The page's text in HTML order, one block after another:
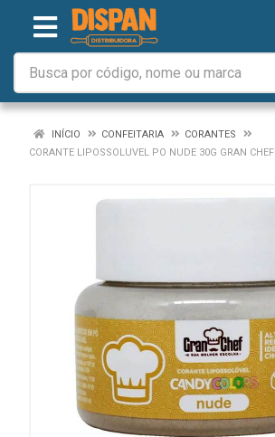
INÍCIO CONFEITARIA
CORANTES
CORANTE LIPOSSOLUVEL PO NUDE 30G GRAN CHEF